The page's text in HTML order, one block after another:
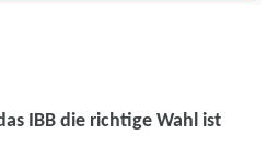
IBB die richtige Wahl ist